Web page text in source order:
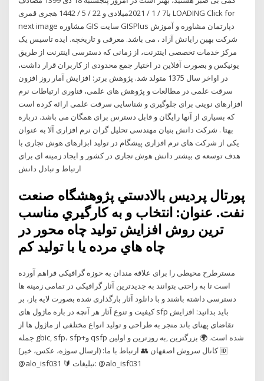
با7 / 1 / 2021میلادی و 22 / 5 / 1442 هجری قمری LOADING Click for
next image مشاوره GIS سایت GISPlus دپارتمان مشاوره و آموزش
شرکت بهین رایانش آزاد ، می باشد. معرفی و تاریخچه. ايده تاسيس يک
مرکز خدمات تخصصى اينترنت، از زمانى که دسترسى اينترنت از طريق
يونيکس و بصورت آفلاين در اختيار جمع محدودى از کاربران قرار داشت،
در اواخر سال 1375 متولد شد. پژوهش برتر: افزایش آمار روز افزون
سرقت علمی در مطالعات و پژوهش های علمی، فناوری ارتباطات نرم
افزارهای نوینی برای جلوگیری و شناسایی سرقت علمی ارائه کرده است
که بسیاری از آنها رایگان و قابل دسترس برای همگان می باشد. درباره
بهتا . شرکت دانش بنیان مهندسی تحلیل گران نرم افزاری آلا به عنوان
یکی از شرکت های نرم افزاری پیشگام در تولید ابزارهای هوش تجاری با
هدف توسعه ی بیشتر دانش هوش تجاری در کشور و ایجاد زمینه ای برای
ارتباط و تبادل دانش
پورتال پرديس بالادستي پژوهشگاه صنعت
نفت. عنوان: انتخاب و به كارگيري مناسب
ترين روش افزايش توليد چاه محور در
چاه هاي مرده يا با توليد كم
مسترطرح محیطی را برای علاقه مندان به حوزه گرافیکی فراهم آورده
است تا به راحتی بتوانند به جدیدترین آثار گرافیکی در تمامی زمینه ها
دسترسی داشته باشند و با دانلود آثار بارگذاری شده بصورت لایه باز، بر
کیفیت و تنوع آثار هر آنچه در باره ماژول های sfp باید بدانید: افزایش
تقاضای پهنای باند منجر به طراحی و تولید انواع مختلفی از ماژول ها از
جمله gbic, sfp، sfp+و qsfp شده است. 🌍 بزرگترین ,به روزترین و اولین
کانال سروش اصفهان 👥 ارتباط با ما: (ارسال سوژه، عکس، خبر) 🆔
@alo_isf031 🔰 تبلیغات: @alo_isf031